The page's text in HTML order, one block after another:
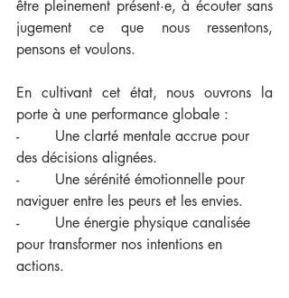
être pleinement présent·e, à écouter sans
jugement ce que nous ressentons,
pensons et voulons.
En cultivant cet état, nous ouvrons la
porte à une performance globale :
-        Une clarté mentale accrue pour
des décisions alignées.
-        Une sérénité émotionnelle pour
naviguer entre les peurs et les envies.
-        Une énergie physique canalisée
pour transformer nos intentions en
actions.